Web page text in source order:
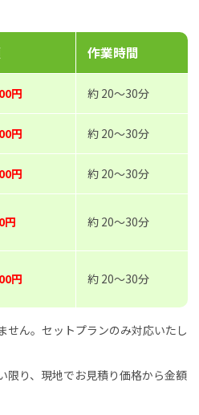
作業時間
円 約 20～30分
円 約 20～30分
円 約 20～30分
円 約 20～30分
円 約 20～30分
ん。セットプランのみ対応いたし
り、現地でお見積り価格から金額